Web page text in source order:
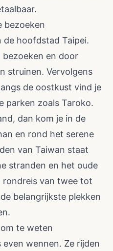
bezoeken
hoofdstad Taipei.
bezoeken en door
struinen. Vervolgens
de oostkust vind je
parken zoals Taroko.
dan kom je in de
en rond het serene
van Taiwan staat
stranden en het oude
rondreis van twee tot
belangrijkste plekken
te weten
wennen. Ze rijden